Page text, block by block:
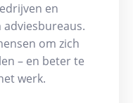
en
om zich
– en beter te
werk.